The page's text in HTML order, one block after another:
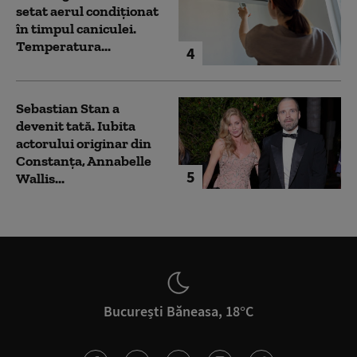
4
setat aerul condiționat
în timpul caniculei.
Temperatura...
5
Sebastian Stan a
devenit tată. Iubita
actorului originar din
Constanța, Annabelle
Wallis...
București Băneasa, 18°C